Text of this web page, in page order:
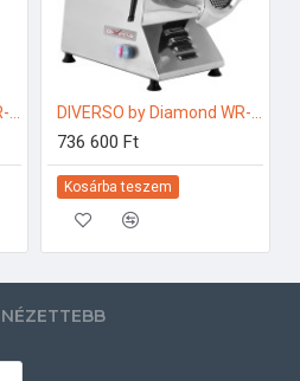
736 600 Ft
Kosárba teszem